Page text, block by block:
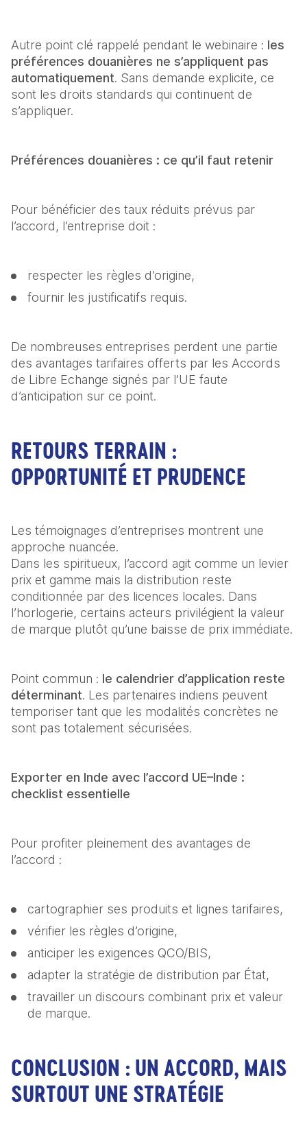
Autre point clé rappelé pendant le webinaire : les
préférences douanières ne s’appliquent pas
automatiquement. Sans demande explicite, ce
sont les droits standards qui continuent de
s’appliquer.
Préférences douanières : ce qu’il faut retenir
Pour bénéficier des taux réduits prévus par
l’accord, l’entreprise doit :
respecter les règles d’origine,
fournir les justificatifs requis.
De nombreuses entreprises perdent une partie
des avantages tarifaires offerts par les Accords
de Libre Echange signés par l’UE faute
d’anticipation sur ce point.
RETOURS TERRAIN :
OPPORTUNITÉ ET PRUDENCE
Les témoignages d’entreprises montrent une
approche nuancée.
Dans les spiritueux, l’accord agit comme un levier
prix et gamme mais la distribution reste
conditionnée par des licences locales. Dans
l’horlogerie, certains acteurs privilégient la valeur
de marque plutôt qu’une baisse de prix immédiate.
Point commun : le calendrier d’application reste
déterminant. Les partenaires indiens peuvent
temporiser tant que les modalités concrètes ne
sont pas totalement sécurisées.
Exporter en Inde avec l’accord UE–Inde :
checklist essentielle
Pour profiter pleinement des avantages de
l’accord :
cartographier ses produits et lignes tarifaires,
vérifier les règles d’origine,
anticiper les exigences QCO/BIS,
adapter la stratégie de distribution par État,
travailler un discours combinant prix et valeur
de marque.
CONCLUSION : UN ACCORD, MAIS
SURTOUT UNE STRATÉGIE